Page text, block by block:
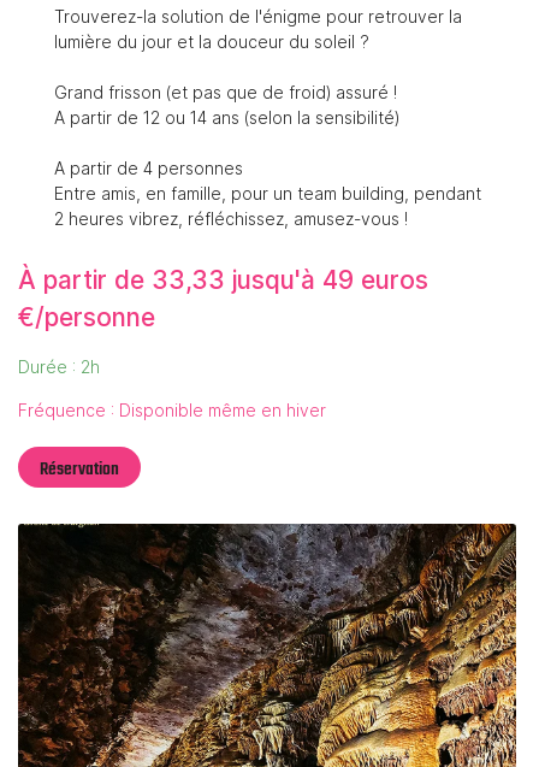
En cochant cette case, vous consentez à recevoir nos propositions
désinscrire à tout moment en utilisant le formulaire de désinscription
Trouverez-la solution de l'énigme pour retrouver la
lumière du jour et la douceur du soleil ?
Grand frisson (et pas que de froid) assuré !
A partir de 12 ou 14 ans (selon la sensibilité)
A partir de 4 personnes
Entre amis, en famille, pour un team building, pendant
2 heures vibrez, réfléchissez, amusez-vous !
À partir de 33,33 jusqu'à 49 euros
€/personne
Durée : 2h
Fréquence : Disponible même en hiver
Réservation